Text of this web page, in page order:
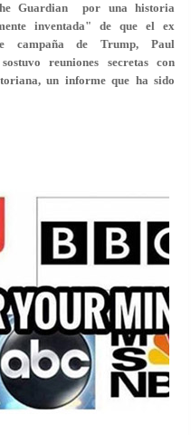
Guardian por una historia
inventada" de que el ex
campaña de Trump, Paul
reuniones secretas con
un informe que ha sido